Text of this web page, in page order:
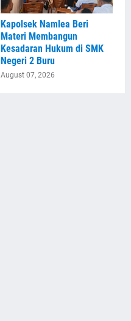
Kapolsek Namlea Beri
Materi Membangun
Kesadaran Hukum di SMK
Negeri 2 Buru
August 07, 2026